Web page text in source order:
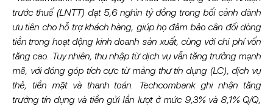
trước thuế (LNTT) đạt 5,6 nghìn tỷ đồng trong bối cảnh dành
ưu tiên cho hỗ trợ khách hàng, giúp họ đảm bảo cân đối dòng
tiền trong hoạt động kinh doanh sản xuất, cùng với chi phí vốn
tăng cao. Tuy nhiên, thu nhập từ dịch vụ vẫn tăng trưởng mạnh
mẽ, với đóng góp tích cực từ mảng thư tín dụng (LC), dịch vụ
thẻ, tiền mặt và thanh toán. Techcombank ghi nhận tăng
trưởng tín dụng và tiền gửi lần lượt ở mức 9,3% và 8,1% Q/Q,